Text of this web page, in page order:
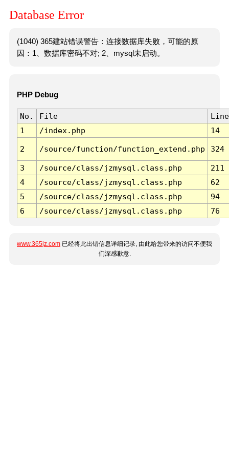
Database Error
(1040) 365建站错误警告：连接数据库失败，可能的原
因：1、数据库密码不对; 2、mysql未启动。
PHP Debug
No. File
Line
1
/index.php 14
2 /source/function/function_extend.php 324
3 /source/class/jzmysql.class.php
211
4
/source/class/jzmysql.class.php
62
5
/source/class/jzmysql.class.php
94
6
/source/class/jzmysql.class.php 76
www.365jz.com 已经将此出错信息详细记录, 由此给您带来的访问不便我
们深感歉意.